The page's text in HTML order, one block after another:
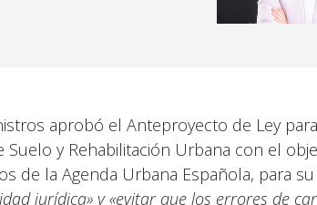
aprobó el Anteproyecto de Ley
y Rehabilitación Urbana con el
de la Agenda Urbana Española, para
jurídica» y «evitar que los errores de